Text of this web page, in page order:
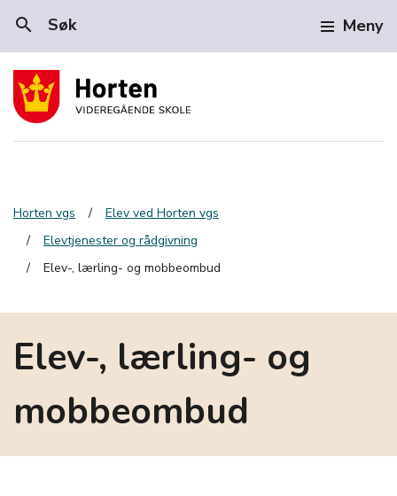
search Søk Meny
Horten vgs
Elev ved Horten vgs
Elevtjenester og rådgivning
Elev-, lærling- og mobbeombud
Elev-, lærling- og
mobbeombud